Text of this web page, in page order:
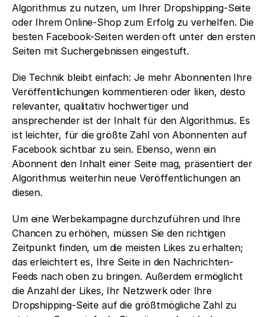
Algorithmus zu nutzen, um Ihrer Dropshipping-Seite
oder Ihrem Online-Shop zum Erfolg zu verhelfen. Die
besten Facebook-Seiten werden oft unter den ersten
Seiten mit Suchergebnissen eingestuft.
Die Technik bleibt einfach: Je mehr Abonnenten Ihre
Veröffentlichungen kommentieren oder liken, desto
relevanter, qualitativ hochwertiger und
ansprechender ist der Inhalt für den Algorithmus. Es
ist leichter, für die größte Zahl von Abonnenten auf
Facebook sichtbar zu sein. Ebenso, wenn ein
Abonnent den Inhalt einer Seite mag, präsentiert der
Algorithmus weiterhin neue Veröffentlichungen an
diesen.
Um eine Werbekampagne durchzuführen und Ihre
Chancen zu erhöhen, müssen Sie den richtigen
Zeitpunkt finden, um die meisten Likes zu erhalten;
das erleichtert es, Ihre Seite in den Nachrichten-
Feeds nach oben zu bringen. Außerdem ermöglicht
die Anzahl der Likes, Ihr Netzwerk oder Ihre
Dropshipping-Seite auf die größtmögliche Zahl zu